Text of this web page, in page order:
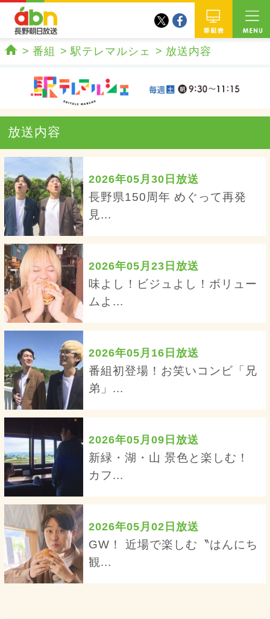
twitterfacebook
番組 駅テレマルシェ 放送内容
放送内容
2026年05月30日放送
長野県150周年 めぐって再発
見...
2026年05月23日放送
味よし！ビジュよし！ボリュー
ムよ...
2026年05月16日放送
番組初登場！お笑いコンビ「兄
弟」...
2026年05月09日放送
新緑・湖・山 景色と楽しむ！
カフ...
2026年05月02日放送
GW！ 近場で楽しむ〝はんにち
観...